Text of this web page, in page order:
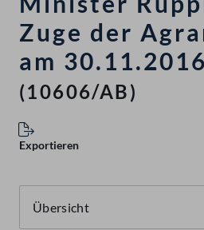
Zuge der
am
(10606/AB)
Exportieren